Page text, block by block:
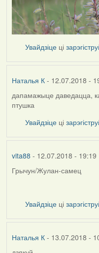
Увайдзіце ці
Наталья К- 12.07.2018 -
дапамажыце даведацца,
птушка
Увайдзіце ці
vita88 - 12.07.2018 - 19:19
Грычун/Жулан-самец
Увайдзіце ці
Наталья К- 13.07.2018 -